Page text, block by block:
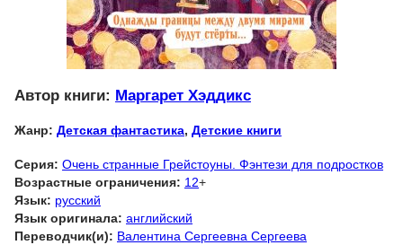
Автор книги: Маргарет Хэддикс
Жанр: Детская фантастика, Детские книги
Серия: Очень странные Грейстоуны. Фэнтези для подростков
Возрастные ограничения: 12+
Язык: русский
Язык оригинала: английский
Переводчик(и): Валентина Сергеевна Сергеева